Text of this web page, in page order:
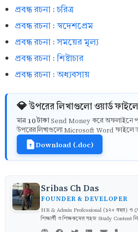
প্রবন্ধ রচনা : চরিত্র
প্রবন্ধ রচনা : স্বদেশপ্রেম
প্রবন্ধ রচনা : সময়ের মূল্য
প্রবন্ধ রচনা : শিষ্টাচার
প্রবন্ধ রচনা : অধ্যবসায়
💎 উপরের লিখাগুলো ওয়ার্ড
মাত্র 10 টাকাSend Money করে অফলাইনে
উপরের লিখাগুলো Microsoft Word ফাইলে
Download (.doc)
Sribas Ch Das
FOUNDER & DEVELOPER
HR & Admin Professional (১২+ বছর) ও
শিক্ষার্থী ও শিক্ষকদের সহজ Study Content